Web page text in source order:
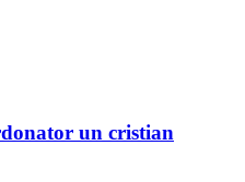
un cristian